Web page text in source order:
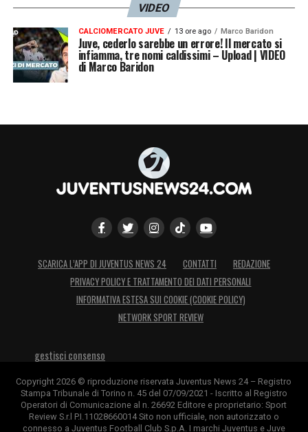
VIDEO
CALCIOMERCATO JUVE 13 ore ago Marco Baridon
Juve, cederlo sarebbe un errore! Il mercato si
infiamma, tre nomi caldissimi – Upload | VIDEO
di Marco Baridon
SCARICA L’APP DI JUVENTUS NEWS 24 CONTATTI
REDAZIONE
PRIVACY POLICY E TRATTAMENTO DEI DATI PERSONALI
INFORMATIVA ESTESA SUI COOKIE (COOKIE POLICY)
NETWORK SPORT REVIEW
gestisci consenso
Copyright 2026 © riproduzione riservata Juventus News 24 – Registro
Stampa Tribunale di Torino n. 45 del 07/09/2021 - Iscritto al Registro
Operatori di Comunicazione al n. 26692 Editore e proprietario: Sport
Review S.r.l P.I.11028660014 Sito non ufficiale, non autorizzato o
connesso a Juventus Football Club S.p.A. I marchi Juventus e Juve